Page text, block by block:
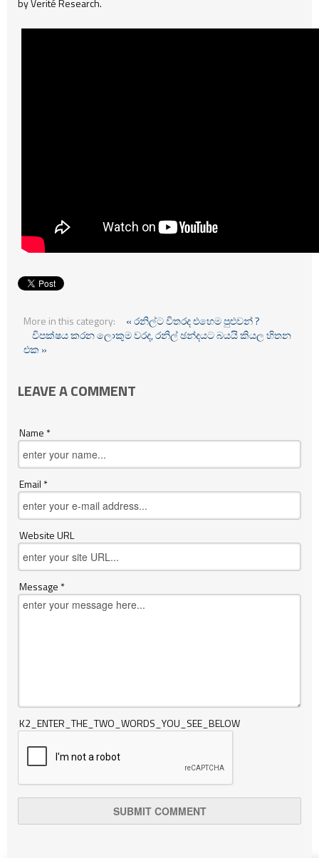
by Verité Research.
More in this category:
« රනිල්ට විතරද එහෙම පුළුවන් ?
විපක්ෂය කරන ලොකුම වරද, රනිල් ඡන්දයට බයයි කියල හිතන
එක »
LEAVE A COMMENT
Name *
Email *
Website URL
Message *
K2_ENTER_THE_TWO_WORDS_YOU_SEE_BELOW